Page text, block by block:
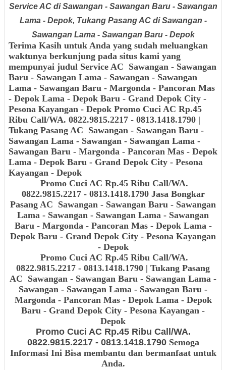
Service AC di Sawangan - Sawangan Baru - Sawangan
Lama - Depok, Tukang Pasang AC di Sawangan -
Sawangan Lama - Sawangan Baru - Depok
Terima Kasih untuk Anda yang sudah meluangkan
waktunya berkunjung pada situs kami yang
mempunyai judul Service AC Sawangan - Sawangan
Baru - Sawangan Lama - Sawangan - Sawangan
Lama - Sawangan Baru - Margonda - Pancoran Mas
- Depok Lama - Depok Baru - Grand Depok City -
Pesona Kayangan - Depok Promo Cuci AC Rp.45
Ribu Call/WA. 0822.9815.2217 - 0813.1418.1790 |
Tukang Pasang AC Sawangan - Sawangan Baru -
Sawangan Lama - Sawangan - Sawangan Lama -
Sawangan Baru - Margonda - Pancoran Mas - Depok
Lama - Depok Baru - Grand Depok City - Pesona
Kayangan - Depok
Promo Cuci AC Rp.45 Ribu Call/WA.
0822.9815.2217 - 0813.1418.1790 Jasa Bongkar
Pasang AC Sawangan - Sawangan Baru - Sawangan
Lama - Sawangan - Sawangan Lama - Sawangan
Baru - Margonda - Pancoran Mas - Depok Lama -
Depok Baru - Grand Depok City - Pesona Kayangan
- Depok
Promo Cuci AC Rp.45 Ribu Call/WA.
0822.9815.2217 - 0813.1418.1790 | Tukang Pasang
AC Sawangan - Sawangan Baru - Sawangan Lama -
Sawangan - Sawangan Lama - Sawangan Baru -
Margonda - Pancoran Mas - Depok Lama - Depok
Baru - Grand Depok City - Pesona Kayangan -
Depok
Promo Cuci AC Rp.45 Ribu Call/WA.
0822.9815.2217 - 0813.1418.1790Semoga
Informasi Ini Bisa membantu dan bermanfaat untuk
Anda.